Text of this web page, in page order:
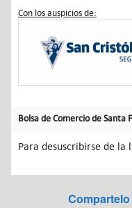
Con los auspicios de:
Bolsa de Comercio de Santa
Para desuscribirse de